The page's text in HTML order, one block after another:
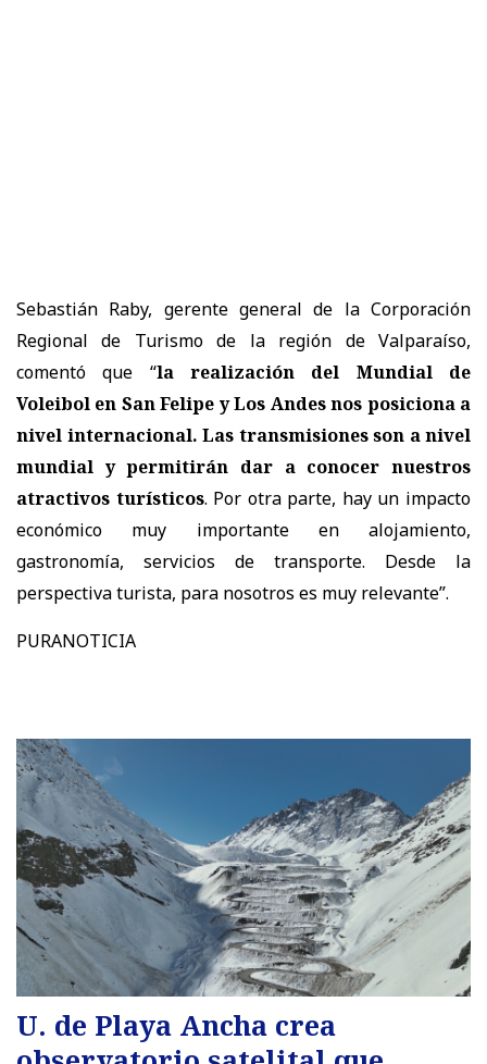
Sebastián Raby, gerente general de la Corporación
Regional de Turismo de la región de Valparaíso,
comentó que “la realización del Mundial de
Voleibol en San Felipe y Los Andes nos posiciona a
nivel internacional. Las transmisiones son a nivel
mundial y permitirán dar a conocer nuestros
atractivos turísticos. Por otra parte, hay un impacto
económico muy importante en alojamiento,
gastronomía, servicios de transporte. Desde la
perspectiva turista, para nosotros es muy relevante”.
PURANOTICIA
U. de Playa Ancha crea